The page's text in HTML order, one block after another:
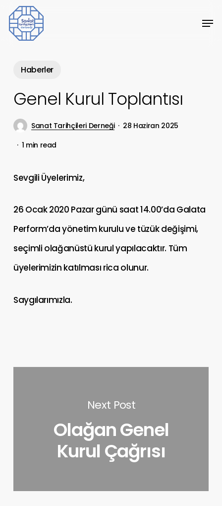
Skip
contentHaberler
Genel Kurul Toplantısı
Sanat Tarihçileri Derneği
28 Haziran 2025
1 min read
Sevgili Üyelerimiz,
26 Ocak 2020 Pazar günü saat 14.00’da Galata
Perform’da yönetim kurulu ve tüzük değişimi,
seçimli olağanüstü kurul yapılacaktır. Tüm
üyelerimizin katılması rica olunur.
Saygılarımızla.
Next Post
Olağan Genel
Kurul Çağrısı